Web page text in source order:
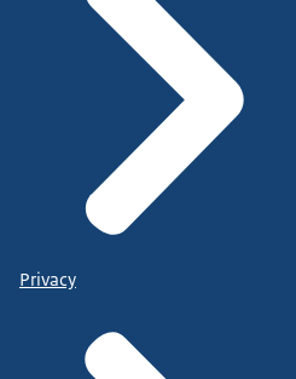
Privacy